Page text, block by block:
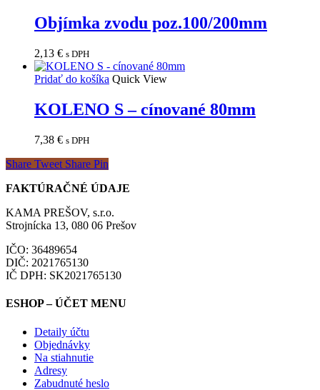
Objímka zvodu poz.100/200mm
2,13 € s DPH
Pridať do košíka Quick View
KOLENO S – cínované 80mm
7,38 € s DPH
Share Tweet Share Pin
FAKTÚRAČNÉ ÚDAJE
KAMA PREŠOV, s.r.o.
Strojnícka 13, 080 06 Prešov
IČO: 36489654
DIČ: 2021765130
IČ DPH: SK2021765130
ESHOP – ÚČET MENU
Detaily účtu
Objednávky
Na stiahnutie
Adresy
Zabudnuté heslo